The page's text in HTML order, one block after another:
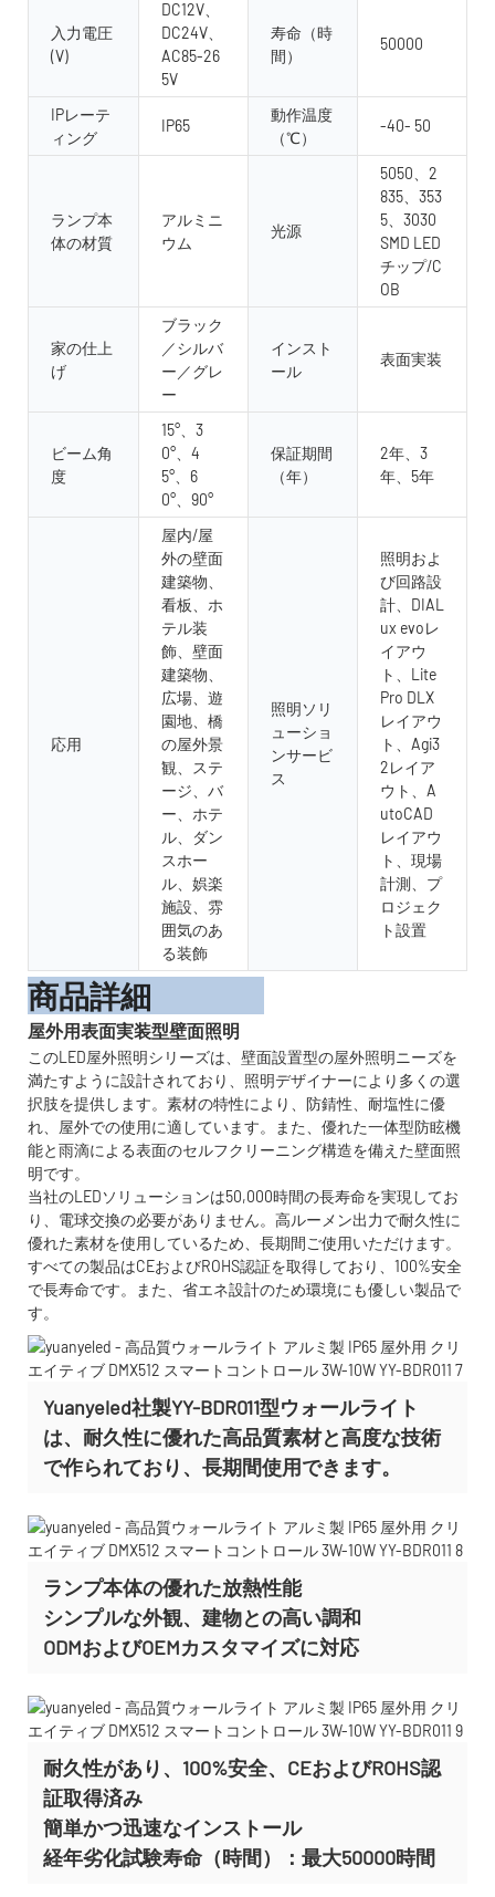
入力電圧
(V)
DC12V、
DC24V、
AC85-26
5V
寿命（時
間）
50000
IPレーテ
ィング
IP65
動作温度
（℃）
-40- 50
ランプ本
体の材質
アルミニ
ウム
光源
5050、2
835、353
5、3030
SMD LED
チップ/C
OB
家の仕上
げ
ブラック
／シルバ
ー／グレ
ー
インスト
ール
表面実装
ビーム角
度
15°、3
0°、4
5°、6
0°、90°
保証期間
（年）
2年、3
年、5年
応用
屋内/屋
外の壁面
建築物、
看板、ホ
テル装
飾、壁面
建築物、
広場、遊
園地、橋
の屋外景
観、ステ
ージ、バ
ー、ホテ
ル、ダン
スホー
ル、娯楽
施設、雰
囲気のあ
る装飾
照明ソリ
ューショ
ンサービ
ス
照明およ
び回路設
計、DIAL
ux evoレ
イアウ
ト、Lite
Pro DLX
レイアウ
ト、Agi3
2レイア
ウト、A
utoCAD
レイアウ
ト、現場
計測、プ
ロジェク
ト設置
商品詳細
屋外用表面実装型壁面照明
このLED屋外照明シリーズは、壁面設置型の屋外照明ニーズを
満たすように設計されており、照明デザイナーにより多くの選
択肢を提供します。素材の特性により、防錆性、耐塩性に優
れ、屋外での使用に適しています。また、優れた一体型防眩機
能と雨滴による表面のセルフクリーニング構造を備えた壁面照
明です。
当社のLEDソリューションは50,000時間の長寿命を実現してお
り、電球交換の必要がありません。高ルーメン出力で耐久性に
優れた素材を使用しているため、長期間ご使用いただけます。
すべての製品はCEおよびROHS認証を取得しており、100%安全
で長寿命です。また、省エネ設計のため環境にも優しい製品で
す。
Yuanyeled社製YY-BDR011型ウォールライト
は、耐久性に優れた高品質素材と高度な技術
で作られており、長期間使用できます。
ランプ本体の優れた放熱性能
シンプルな外観、建物との高い調和
ODMおよびOEMカスタマイズに対応
耐久性があり、100%安全、CEおよびROHS認
証取得済み
簡単かつ迅速なインストール
経年劣化試験寿命（時間）：最大50000時間